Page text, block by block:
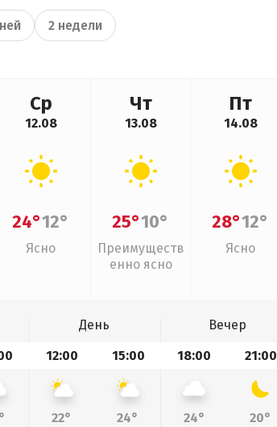
2 недели
Ср
12.08
24°12°
Ясно
Чт
13.08
25°10°
Преимуществ
енно ясно
Пт
14.08
28°12°
Ясно
День
Вечер
12:00 15:00 18:00 21:00
22° 24° 24°
20°